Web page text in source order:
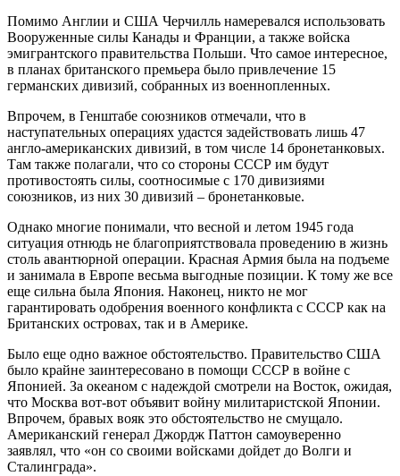
Помимо Англии и США Черчилль намеревался использовать
Вооруженные силы Канады и Франции, а также войска
эмигрантского правительства Польши. Что самое интересное,
в планах британского премьера было привлечение 15
германских дивизий, собранных из военнопленных.
Впрочем, в Генштабе союзников отмечали, что в
наступательных операциях удастся задействовать лишь 47
англо-американских дивизий, в том числе 14 бронетанковых.
Там также полагали, что со стороны СССР им будут
противостоять силы, соотносимые с 170 дивизиями
союзников, из них 30 дивизий – бронетанковые.
Однако многие понимали, что весной и летом 1945 года
ситуация отнюдь не благоприятствовала проведению в жизнь
столь авантюрной операции. Красная Армия была на подъеме
и занимала в Европе весьма выгодные позиции. К тому же все
еще сильна была Япония. Наконец, никто не мог
гарантировать одобрения военного конфликта с СССР как на
Британских островах, так и в Америке.
Было еще одно важное обстоятельство. Правительство США
было крайне заинтересовано в помощи СССР в войне с
Японией. За океаном с надеждой смотрели на Восток, ожидая,
что Москва вот-вот объявит войну милитаристской Японии.
Впрочем, бравых вояк это обстоятельство не смущало.
Американский генерал Джордж Паттон самоуверенно
заявлял, что «он со своими войсками дойдет до Волги и
Сталинграда».